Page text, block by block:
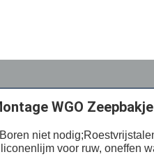
WGO
niet
voor ruw, oneffen